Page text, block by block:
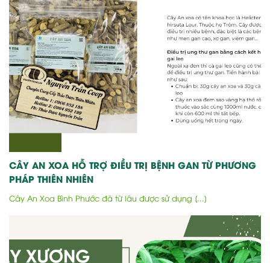
CÂY AN XOA HỖ TRỢ ĐIỀU TRỊ BỆNH GAN TỪ PHƯƠNG
PHÁP THIÊN NHIÊN
Cây An Xoa Bình Phước đã từ lâu được sử dụng [...]